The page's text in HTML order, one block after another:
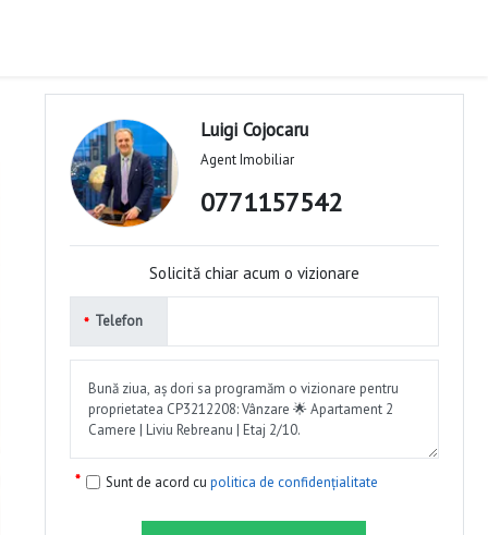
Luigi Cojocaru
Agent Imobiliar
0771157542
Solicită chiar acum o vizionare
Telefon
Sunt de acord cu politica de confidențialitate